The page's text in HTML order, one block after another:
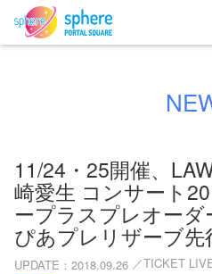
11/24・25開催、
崎愛生 コンサート
ープラスプレオーダ
ぴあプレリザーブ先
UPDATE 2018.09.26 TICKET